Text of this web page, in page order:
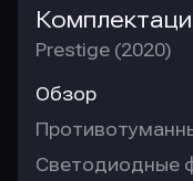
Prestige (2020)
Обзор
Светодиодные